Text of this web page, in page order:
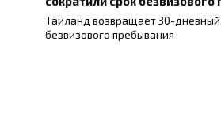
Таиланд возвращает 30-дневный
безвизового пребывания